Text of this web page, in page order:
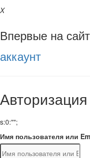
X
Впервые на
аккаунт
Авторизация
s:0:"";
Имя пользователя или